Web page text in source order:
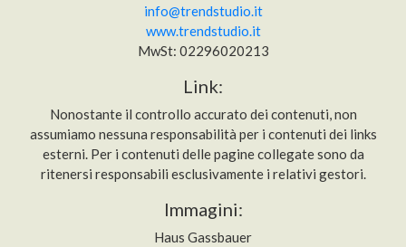
info@trendstudio.it
www.trendstudio.it
MwSt: 02296020213
Link:
Nonostante il controllo accurato dei contenuti, non
assumiamo nessuna responsabilità per i contenuti dei links
esterni. Per i contenuti delle pagine collegate sono da
ritenersi responsabili esclusivamente i relativi gestori.
Immagini:
Haus Gassbauer